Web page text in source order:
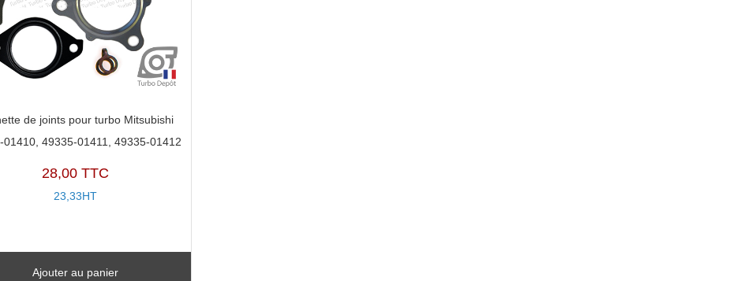
de joints pour turbo Mitsubishi
01410, 49335-01411, 49335-01412
28,00 TTC
23,33HT
Ajouter au panier